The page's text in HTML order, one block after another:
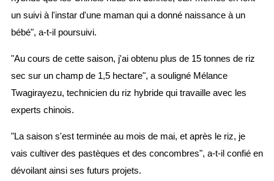
un suivi à l'instar d'une maman qui a donné naissance à un
bébé", a-t-il poursuivi.
"Au cours de cette saison, j'ai obtenu plus de 15 tonnes de riz
sec sur un champ de 1,5 hectare", a souligné Mélance
Twagirayezu, technicien du riz hybride qui travaille avec les
experts chinois.
"La saison s'est terminée au mois de mai, et après le riz, je
vais cultiver des pastèques et des concombres", a-t-il confié en
dévoilant ainsi ses futurs projets.